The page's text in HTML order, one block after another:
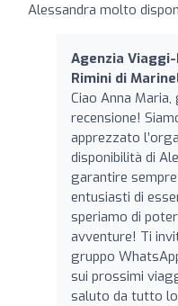
Alessandra molto
Agenzia
Rimini di
Ciao Anna
recensione!
apprezzato
disponibilità di
garantire
entusiasti di
speriamo di
avventure! Ti
gruppo
sui prossimi
saluto da tutto